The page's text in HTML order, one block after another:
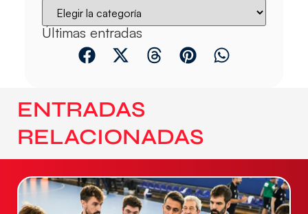
Últimas entradas
ENTRADAS
RELACIONADAS